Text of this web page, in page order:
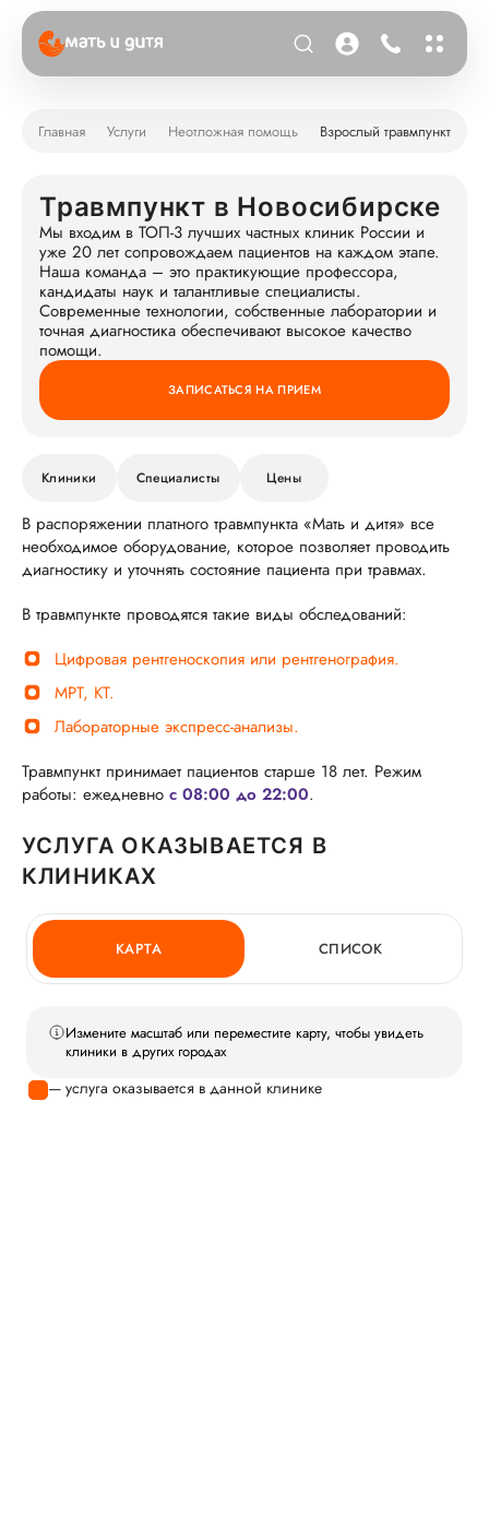
Главная Услуги Неотложная помощь Взрослый травмпункт
Травмпункт в Новосибирске
Мы входим в ТОП-3 лучших частных клиник России и
уже 20 лет сопровождаем пациентов на каждом этапе.
Наша команда – это практикующие профессора,
кандидаты наук и талантливые специалисты.
Современные технологии, собственные лаборатории и
точная диагностика обеспечивают высокое качество
помощи.
ЗАПИСАТЬСЯ НА ПРИЕМ
Клиники Специалисты Цены
В распоряжении платного травмпункта «Мать и дитя» все
необходимое оборудование, которое позволяет проводить
диагностику и уточнять состояние пациента при травмах.
В травмпункте проводятся такие виды обследований:
Цифровая рентгеноскопия или рентгенография.
МРТ, КТ.
Лабораторные экспресс-анализы.
Травмпункт принимает пациентов старше 18 лет. Режим
работы: ежедневно с 08:00 до 22:00.
УСЛУГА ОКАЗЫВАЕТСЯ В
КЛИНИКАХ
КАРТА СПИСОК
Измените масштаб или переместите карту, чтобы увидеть
клиники в других городах
— услуга оказывается в данной клинике